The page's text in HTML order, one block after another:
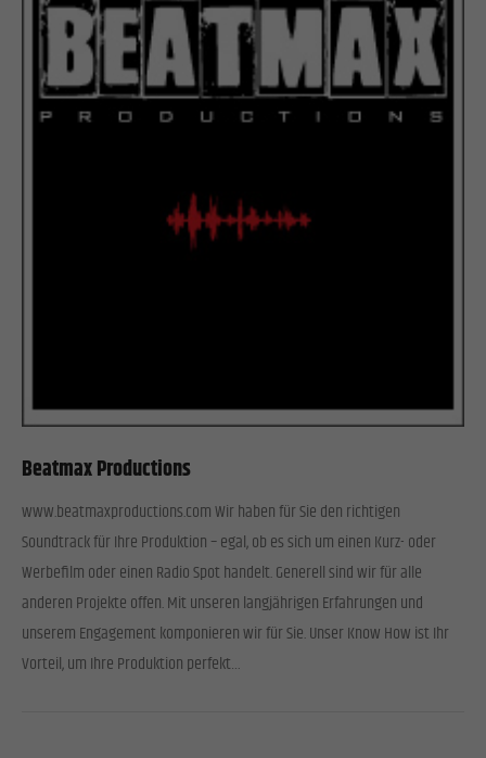
Beatmax Productions
www.beatmaxproductions.com Wir haben für Sie den richtigen
Soundtrack für Ihre Produktion – egal, ob es sich um einen Kurz- oder
Werbefilm oder einen Radio Spot handelt. Generell sind wir für alle
anderen Projekte offen. Mit unseren langjährigen Erfahrungen und
unserem Engagement komponieren wir für Sie. Unser Know How ist Ihr
Vorteil, um Ihre Produktion perfekt…